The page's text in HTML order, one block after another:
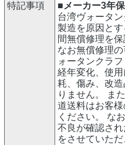
特記事項
■メーカー3年
台湾ヴォータン
製造を原因と
間無償修理を保
なお無償修理
ォータンクラ
経年変化、使
耗、傷み、改
りません。 ま
道送料はお客
ください。 な
不良が確認さ
をさせていただ